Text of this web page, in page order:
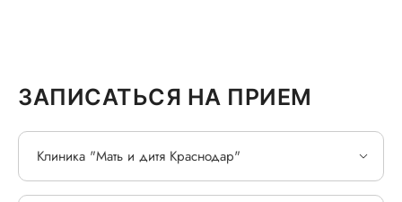
ЗАПИСАТЬСЯ НА ПРИЕМ
Клиника "Мать и дитя Краснодар"